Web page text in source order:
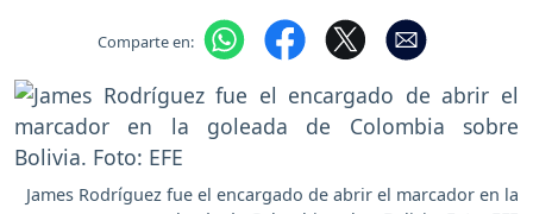
Comparte en:
James Rodríguez fue el encargado de abrir el marcador en la